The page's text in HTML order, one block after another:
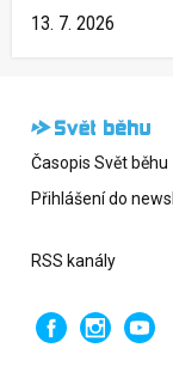
13. 7. 2026
Časopis Svět běhu
Přihlášení do
RSS kanály